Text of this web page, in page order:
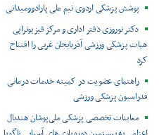
پوشش پزشکی اردوی تیم ملی پارادوومیدانی
دکتر نوروزی دفتر اداری و مرکز فیزیوتراپی
هیات پزشکی ورزشی آذربایجان غربی را افتتاح
کرد
راهنمای عضویت در کمیته خدمات درمانی
فدراسیون پزشکی ورزشی
معاینات تخصصی پزشکی ملی‌پوشان هندبال